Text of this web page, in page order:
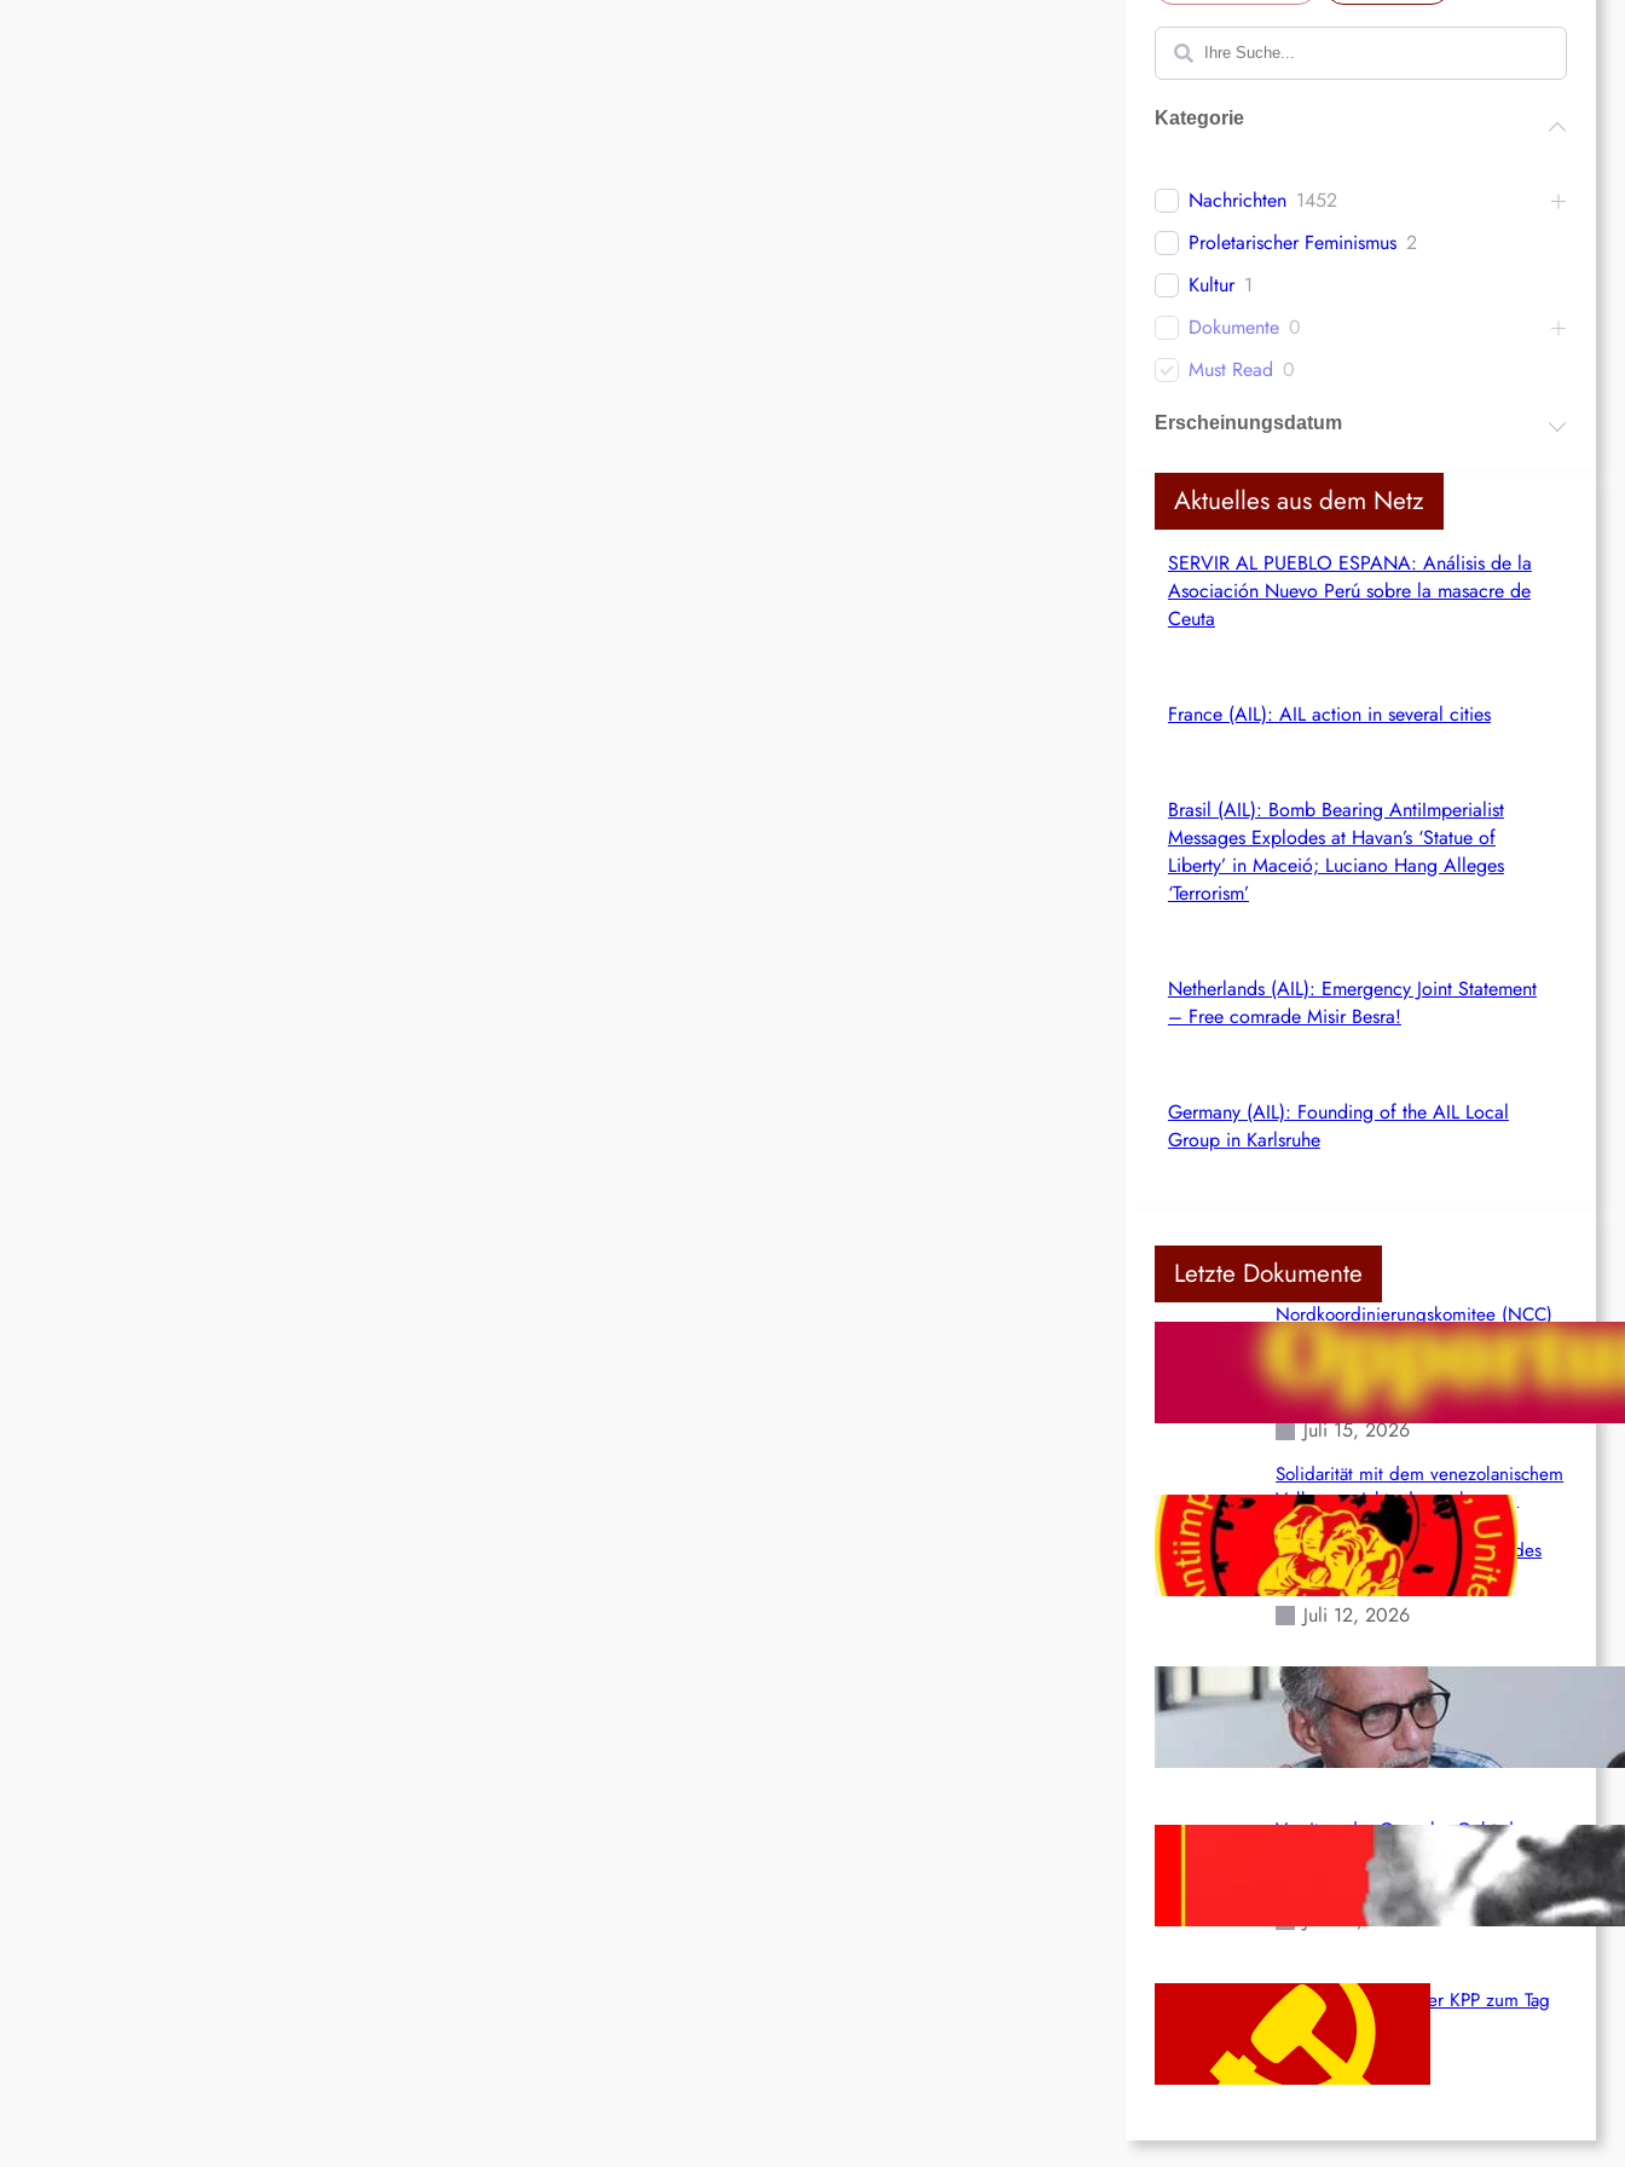
S
hKategorie
Nachrichten 1452
Proletarischer Feminismus 2
Kultur 1
Dokumente 0
Must Read 0
Erscheinungsdatum
Aktuelles aus dem Netz
SERVIR AL PUEBLO ESPANA: Análisis de la
Asociación Nuevo Perú sobre la masacre de
Ceuta
France (AIL): AIL action in several cities
Brasil (AIL): Bomb Bearing AntiImperialist
Messages Explodes at Havan’s ‘Statue of
Liberty’ in Maceió; Luciano Hang Alleges
‘Terrorism’
Netherlands (AIL): Emergency Joint Statement
– Free comrade Misir Besra!
Germany (AIL): Founding of the AIL Local
Group in Karlsruhe
Letzte Dokumente
Nordkoordinierungskomitee (NCC)
der Kommunistischen Partei Indiens
(Maoistisch): Postmoderner
Opportunismus
Juli 15, 2026
Solidarität mit dem venezolanischem
Volk angesichts der verlorenen
Leben und der katastrophalen
Situation durch die Erdbeben des
24. Juni!
Juli 12, 2026
Indien: „Die Politik der Kapitulation“
von K. Murali (Ajith)
Juli 1, 2026
Vorsitzender Gonzalo: Gebt das
Leben für die Partei und die
Revolution!
Juni 19, 2026
Beschluss des ZK der KPP zum Tag
des Heldentums
Juni 19, 2026